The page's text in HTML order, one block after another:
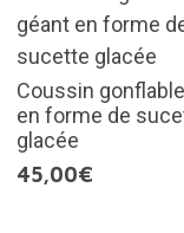
Coussin
en forme de
glacée
45,00€